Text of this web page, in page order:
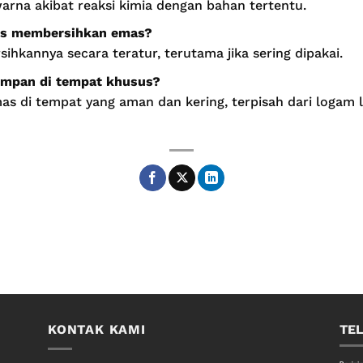
akibat reaksi kimia dengan bahan tertentu.
membersihkan emas?
secara teratur, terutama jika sering dipakai.
di tempat khusus?
di tempat yang aman dan kering, terpisah dari logam
KONTAK KAMI